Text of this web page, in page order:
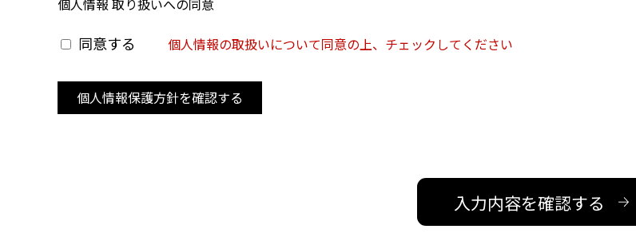
個人情報 取り扱いへの同意
同意する 個人情報の取扱いについて同意の上、チェックしてください
個人情報保護方針を確認する